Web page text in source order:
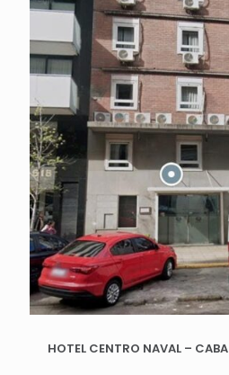
HOTEL CENTRO NAVAL – CABA